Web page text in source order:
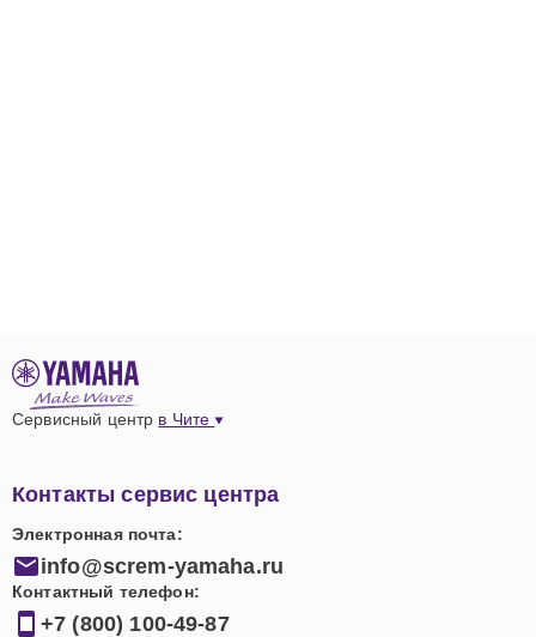
Сервисный центр в Чите
Контакты сервис центра
Электронная почта:
info@screm-yamaha.ru
Контактный телефон:
+7 (800) 100-49-87